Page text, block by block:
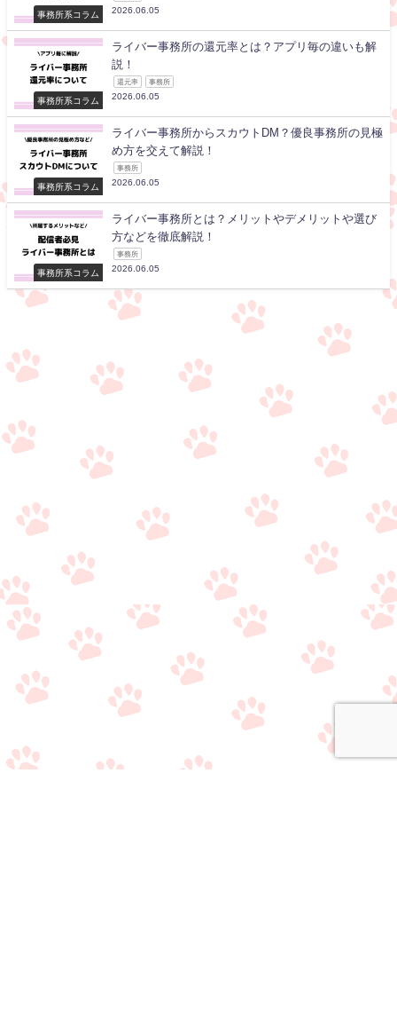
事務所系コラム 2026.06.05
事務所系コラム
ライバー事務所の還元率とは？アプリ毎の違いも解
説！
還元率 事務所
2026.06.05
事務所系コラム
ライバー事務所からスカウトDM？優良事務所の見極
め方を交えて解説！
事務所
2026.06.05
事務所系コラム
ライバー事務所とは？メリットやデメリットや選び
方などを徹底解説！
事務所
2026.06.05